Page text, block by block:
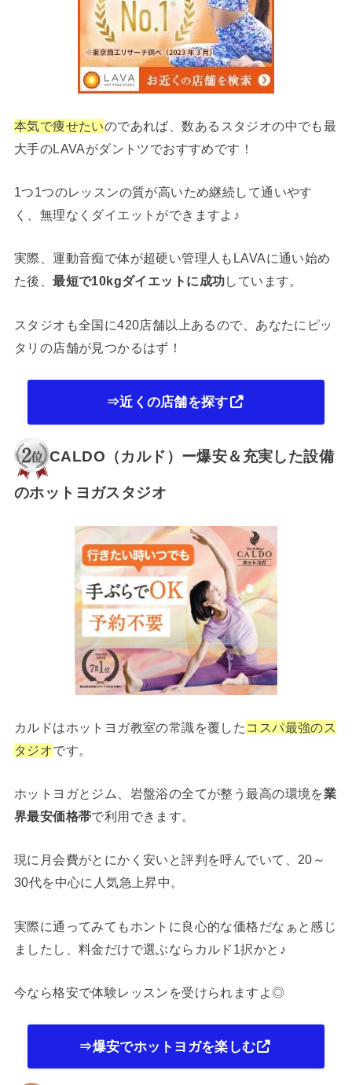
本気で痩せたいのであれば、数あるスタジオの中でも最
大手のLAVAがダントツでおすすめです！
1つ1つのレッスンの質が高いため継続して通いやす
く、無理なくダイエットができますよ♪
実際、運動音痴で体が超硬い管理人もLAVAに通い始め
た後、最短で10kgダイエットに成功しています。
スタジオも全国に420店舗以上あるので、あなたにピッ
タリの店舗が見つかるはず！
⇒近くの店舗を探す
CALDO（カルド）ー爆安＆充実した設備
のホットヨガスタジオ
カルドはホットヨガ教室の常識を覆した コスパ最強のス
タジオです。
ホットヨガとジム、岩盤浴の全てが整う最高の環境を業
界最安価格帯で利用できます。
現に月会費がとにかく安いと評判を呼んでいて、20～
30代を中心に人気急上昇中。
実際に通ってみてもホントに良心的な価格だなぁと感じ
ましたし、料金だけで選ぶならカルド1択かと♪
今なら格安で体験レッスンを受けられますよ◎
⇒爆安でホットヨガを楽しむ